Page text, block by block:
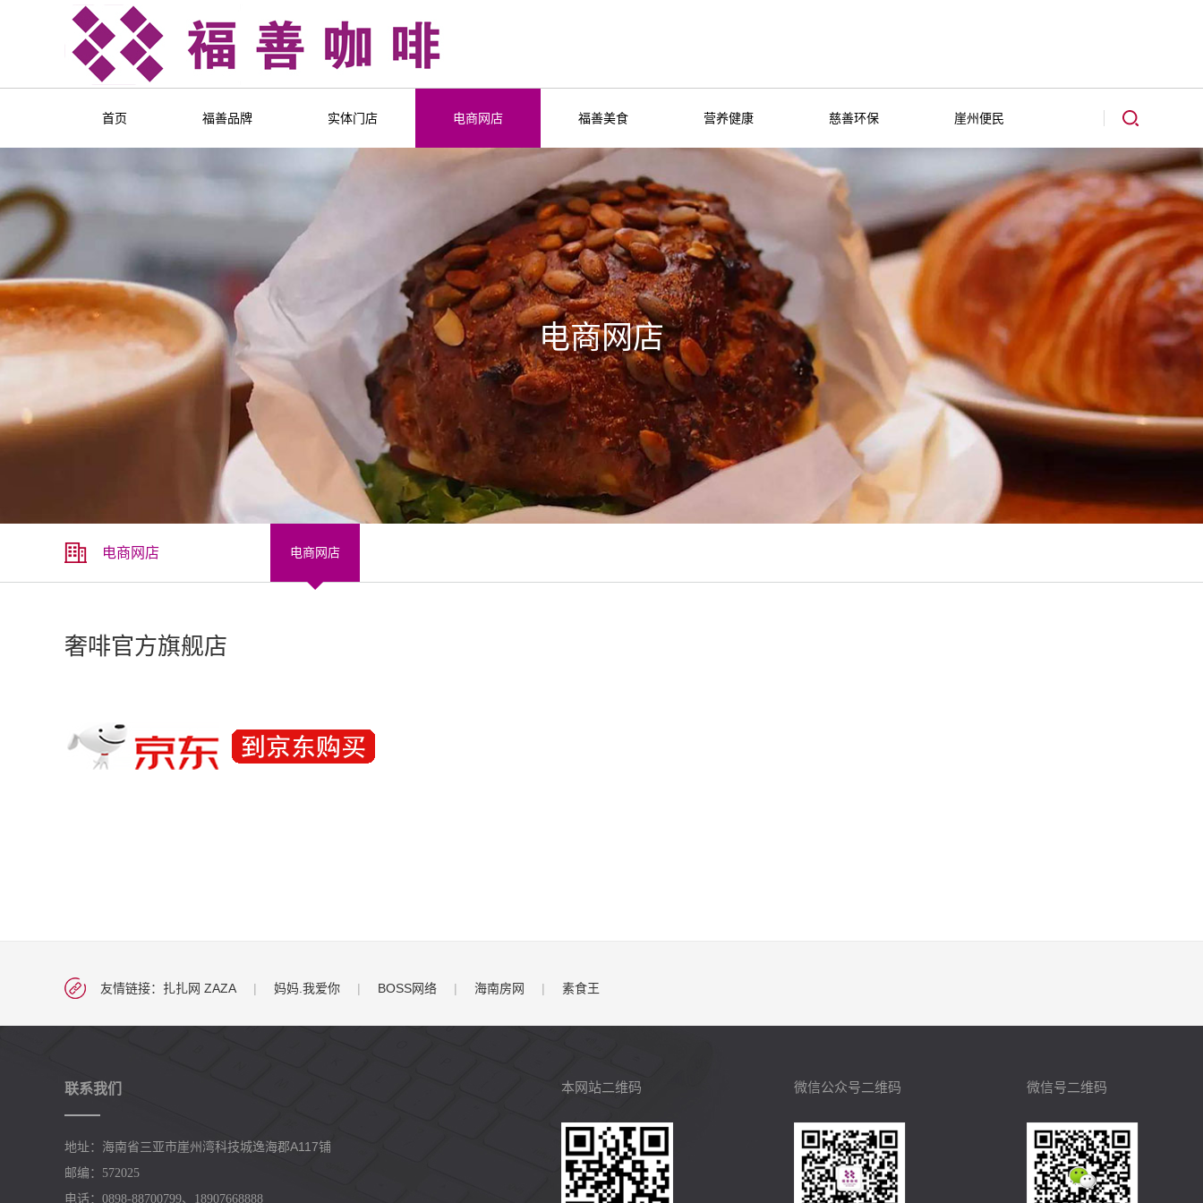
首页 福善品牌 实体门店 电商网店 福善美食 营养健康 慈善环保 崖州便民
电商网店
电商网店 电商网店
奢啡官方旗舰店
友情链接： 扎扎网 ZAZA | 妈妈.我爱你 | BOSS网络 | 海南房网 | 素食王
联系我们
地址：海南省三亚市崖州湾科技城逸海郡A117铺
邮编：572025
电话：0898-88700799、18907668888
微信号二维码
微信公众号二维码
本网站二维码